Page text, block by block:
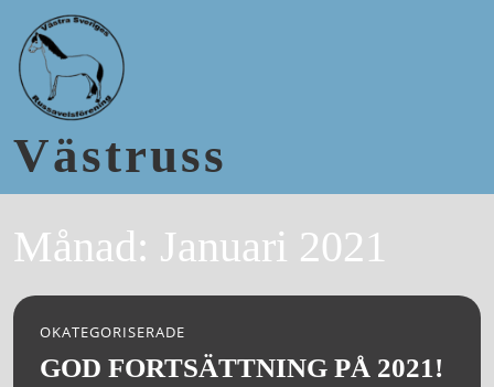
Västruss
Månad: Januari 2021
OKATEGORISERADE
GOD FORTSÄTTNING PÅ 2021!